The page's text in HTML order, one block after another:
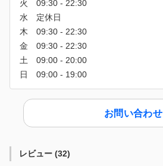
お問い合わせ
レビュー (32)